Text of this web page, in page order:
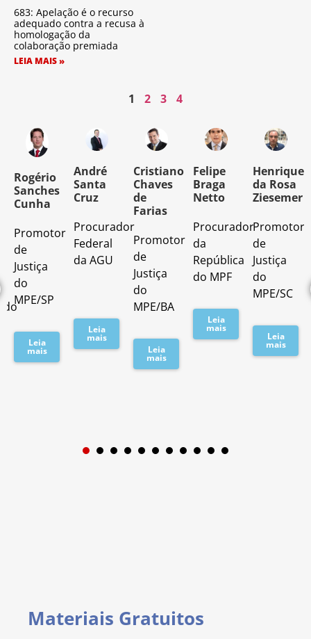
683: Apelação é o recurso
adequado contra a recusa à
homologação da
colaboração premiada
LEIA MAIS »
1 2 3 4
Rogério
Sanches
Cunha
Promotor
de
Justiça
do
MPE/SP
Leia
mais
André
Santa
Cruz
Procurador
Federal
da AGU
Leia
mais
Cristiano
Chaves
de
Farias
Promotor
de
Justiça
do
MPE/BA
Leia
mais
Felipe
Braga
Netto
Procurador
da
República
do MPF
Leia
mais
Henrique
da Rosa
Ziesemer
Promotor
de
Justiça
do
MPE/SC
Leia
mais
1 2 3
Materiais Gratuitos